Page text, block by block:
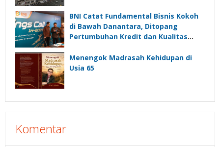
BNI Catat Fundamental Bisnis Kokoh
di Bawah Danantara, Ditopang
Pertumbuhan Kredit dan Kualitas
Menengok Madrasah Kehidupan di
Usia 65
Komentar